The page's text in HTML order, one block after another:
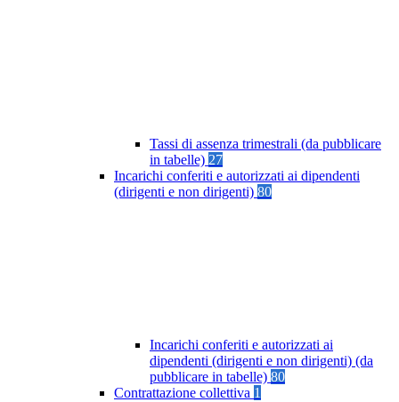
Tassi di assenza trimestrali (da pubblicare
in tabelle) 27
Incarichi conferiti e autorizzati ai dipendenti
(dirigenti e non dirigenti) 80
Incarichi conferiti e autorizzati ai
dipendenti (dirigenti e non dirigenti) (da
pubblicare in tabelle) 80
Contrattazione collettiva 1